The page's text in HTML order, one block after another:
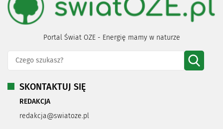
Portal Świat OZE - Energię mamy w naturze
SKONTAKTUJ SIĘ
REDAKCJA
redakcja@swiatoze.pl